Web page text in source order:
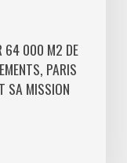
64 000 M2 DE
PARIS
SA MISSION